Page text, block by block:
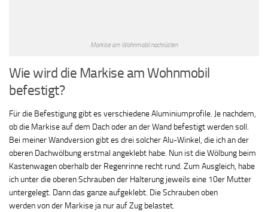
Markise am Wohnmobil nachrüsten
Wie wird die Markise am Wohnmobil
befestigt?
Für die Befestigung gibt es verschiedene Aluminiumprofile. Je nachdem,
ob die Markise auf dem Dach oder an der Wand befestigt werden soll.
Bei meiner Wandversion gibt es drei solcher Alu-Winkel, die ich an der
oberen Dachwölbung erstmal angeklebt habe. Nun ist die Wölbung beim
Kastenwagen oberhalb der Regenrinne recht rund. Zum Ausgleich, habe
ich unter die oberen Schrauben der Halterung jeweils eine 10er Mutter
untergelegt. Dann das ganze aufgeklebt. Die Schrauben oben
werden von der Markise ja nur auf Zug belastet.